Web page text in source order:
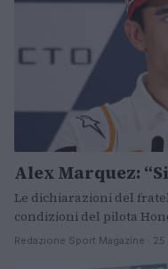
Alex Marquez:
Le dichiarazioni del
condizioni del pilota
Redazione Sport Magazine · 25